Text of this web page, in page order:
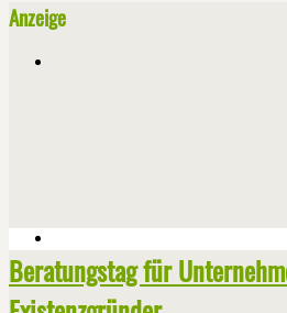
Anzeige
Beratungstag für